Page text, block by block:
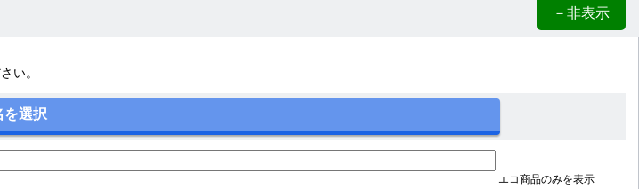
－非表示
い。
エコ商品のみを表示